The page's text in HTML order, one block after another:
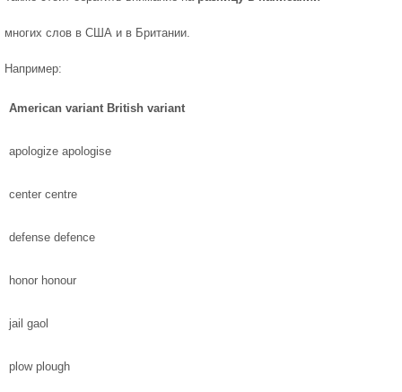
многих слов в США и в Британии.
Например:
American variant British variant
apologize apologise
center centre
defense defence
honor honour
jail gaol
plow plough